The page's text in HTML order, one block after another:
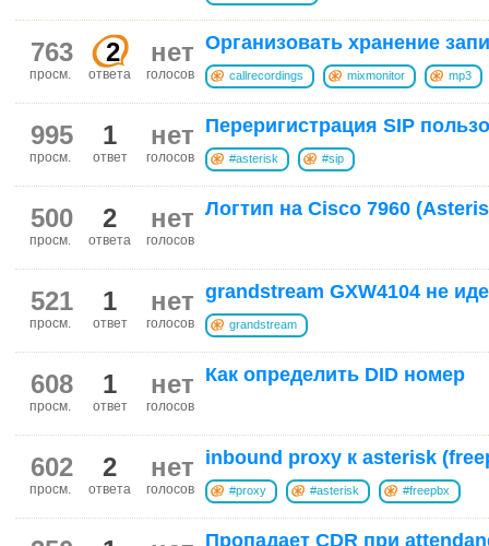
нет
голосов
2
ответа
763
просм.
Организовать хранение
callrecordings mixmonitor mp3
нет
голосов
1
ответ
995
просм.
Переригистрация SIP
#asterisk #sip
нет
голосов
2
ответа
500
просм.
Логтип на Cisco 7960
нет
голосов
1
ответ
521
просм.
grandstream GXW4104 не
grandstream
нет
голосов
1
ответ
608
просм.
Как определить DID номер
нет
голосов
2
ответа
602
просм.
inbound proxy к asterisk
#proxy #asterisk #freepbx
Пропадает CDR при